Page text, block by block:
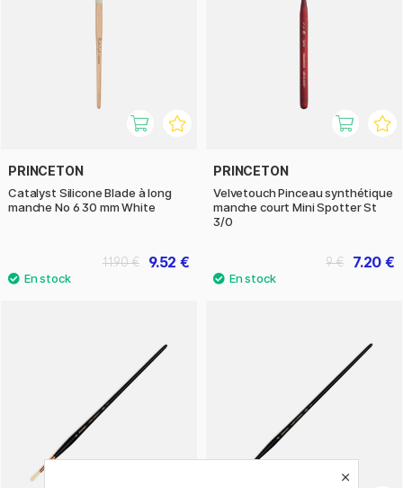
PRINCETON
Catalyst Silicone Blade à long
manche No 6 30 mm White
9.52 €
11.90 €
PRINCETON
Velvetouch Pinceau synthétique
manche court Mini Spotter St
3/0
7.20 €
9 €